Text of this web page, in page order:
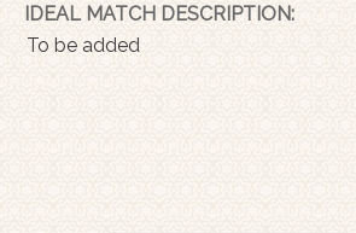
IDEAL MATCH DESCRIPTION:
To be added